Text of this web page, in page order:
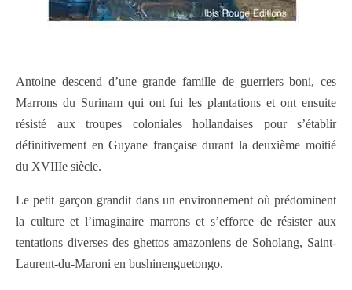
Antoine descend d’une grande famille de guerriers boni, ces
Marrons du Surinam qui ont fui les plantations et ont ensuite
résisté aux troupes coloniales hollandaises pour s’établir
définitivement en Guyane française durant la deuxième moitié
du XVIIIe siècle.
Le petit garçon grandit dans un environnement où prédominent
la culture et l’imaginaire marrons et s’efforce de résister aux
tentations diverses des ghettos amazoniens de Soholang, Saint-
Laurent-du-Maroni en bushinenguetongo.